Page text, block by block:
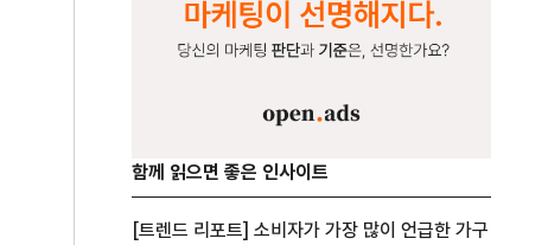
함께 읽으면 좋은 인사이트
[트렌드 리포트] 소비자가 가장 많이 언급한 가구